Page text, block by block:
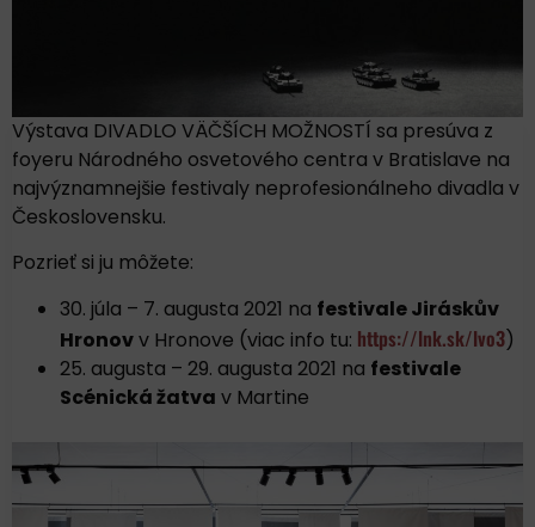
Výstava DIVADLO VÄČŠÍCH MOŽNOSTÍ sa presúva z
foyeru Národného osvetového centra v Bratislave na
najvýznamnejšie festivaly neprofesionálneho divadla v
Československu.
Pozrieť si ju môžete:
30. júla – 7. augusta 2021 na festivale Jiráskův
Hronovv Hronove (viac info tu: https://lnk.sk/lvo3)
25. augusta – 29. augusta 2021 na festivale
Scénická žatva v Martine